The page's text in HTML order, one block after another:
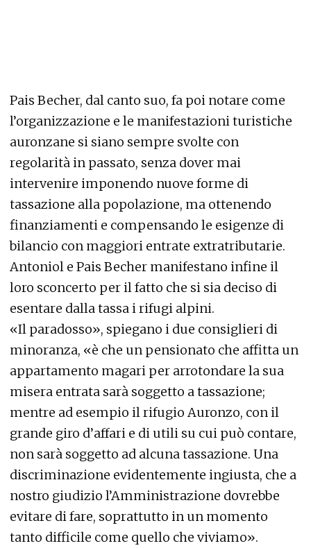
Pais Becher, dal canto suo, fa poi notare come
l’organizzazione e le manifestazioni turistiche
auronzane si siano sempre svolte con
regolarità in passato, senza dover mai
intervenire imponendo nuove forme di
tassazione alla popolazione, ma ottenendo
finanziamenti e compensando le esigenze di
bilancio con maggiori entrate extratributarie.
Antoniol e Pais Becher manifestano infine il
loro sconcerto per il fatto che si sia deciso di
esentare dalla tassa i rifugi alpini.
«Il paradosso», spiegano i due consiglieri di
minoranza, «è che un pensionato che affitta un
appartamento magari per arrotondare la sua
misera entrata sarà soggetto a tassazione;
mentre ad esempio il rifugio Auronzo, con il
grande giro d’affari e di utili su cui può contare,
non sarà soggetto ad alcuna tassazione. Una
discriminazione evidentemente ingiusta, che a
nostro giudizio l’Amministrazione dovrebbe
evitare di fare, soprattutto in un momento
tanto difficile come quello che viviamo».